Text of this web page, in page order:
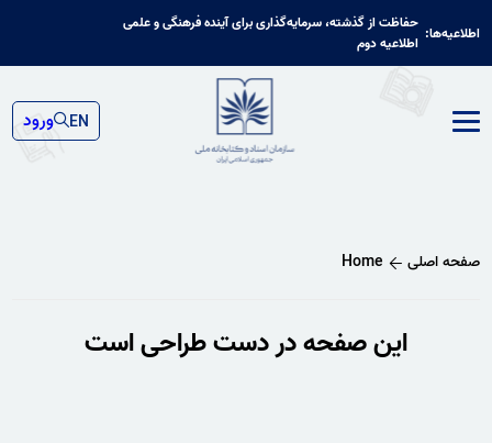
اطلاعیه‌ها: حفاظت از گذشته، سرمایه‌گذاری برای آینده فرهنگی و علمی
اطلاعیه دوم
EN ورود
صفحه اصلی Home
این صفحه در دست طراحی است